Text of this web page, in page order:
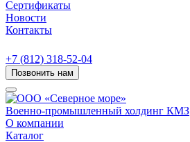
Сертификаты
Новости
Контакты
+7 (812) 318-52-04
Позвонить нам
Военно-промышленный холдинг КМЗ
О компании
Каталог